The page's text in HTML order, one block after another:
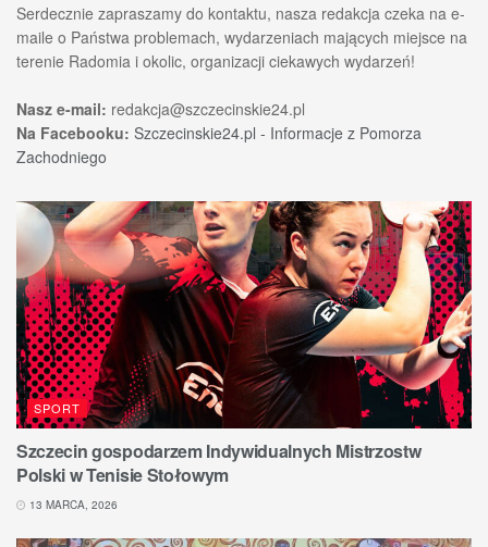
Serdecznie zapraszamy do kontaktu, nasza redakcja czeka na e-
maile o Państwa problemach, wydarzeniach mających miejsce na
terenie Radomia i okolic, organizacji ciekawych wydarzeń!
Nasz e-mail: redakcja@szczecinskie24.pl
Na Facebooku: Szczecinskie24.pl - Informacje z Pomorza
Zachodniego
SPORT
Szczecin gospodarzem Indywidualnych Mistrzostw
Polski w Tenisie Stołowym
13 MARCA, 2026